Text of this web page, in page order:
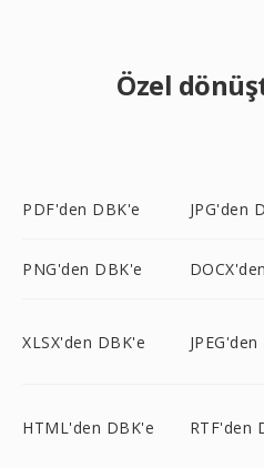
Özel
PDF'den DBK'e JPG'den
PNG'den DBK'e
XLSX'den DBK'e
HTML'den DBK'e RTF'den